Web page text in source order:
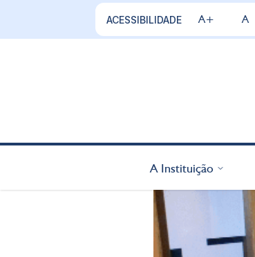
ACESSIBILIDADE A+ A
A Instituição